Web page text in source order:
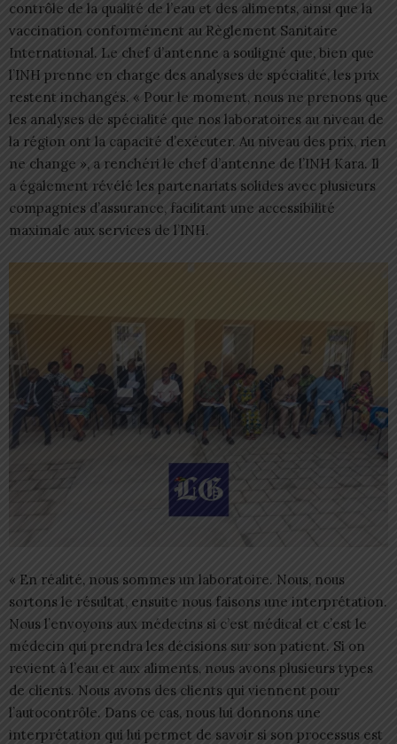
contrôle de la qualité de l’eau et des aliments, ainsi que la
vaccination conformément au Règlement Sanitaire
International. Le chef d’antenne a souligné que, bien que
l’INH prenne en charge des analyses de spécialité, les prix
restent inchangés. « Pour le moment, nous ne prenons que
les analyses de spécialité que nos laboratoires au niveau de
la région ont la capacité d’exécuter. Au niveau des prix, rien
ne change », a renchéri le chef d’antenne de l’INH Kara. Il
a également révélé les partenariats solides avec plusieurs
compagnies d’assurance, facilitant une accessibilité
maximale aux services de l’INH.
« En réalité, nous sommes un laboratoire. Nous, nous
sortons le résultat, ensuite nous faisons une interprétation.
Nous l’envoyons aux médecins si c’est médical et c’est le
médecin qui prendra les décisions sur son patient. Si on
revient à l’eau et aux aliments, nous avons plusieurs types
de clients. Nous avons des clients qui viennent pour
l’autocontrôle. Dans ce cas, nous lui donnons une
interprétation qui lui permet de savoir si son processus est